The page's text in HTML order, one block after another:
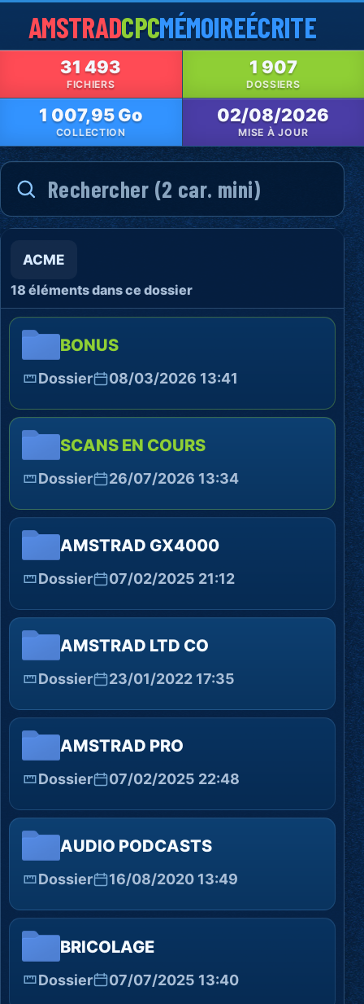
AMSTRADCPCMÉMOIREÉCRITE
31 493
FICHIERS
1 907
DOSSIERS
1 007,95 Go
COLLECTION
02/08/2026
MISE À JOUR
ACME
18 éléments dans ce dossier
BONUS
Dossier 08/03/2026 13:41
SCANS EN COURS
Dossier 26/07/2026 13:34
AMSTRAD GX4000
Dossier 07/02/2025 21:12
AMSTRAD LTD CO
Dossier 23/01/2022 17:35
AMSTRAD PRO
Dossier 07/02/2025 22:48
AUDIO PODCASTS
Dossier 16/08/2020 13:49
BRICOLAGE
Dossier 07/07/2025 13:40